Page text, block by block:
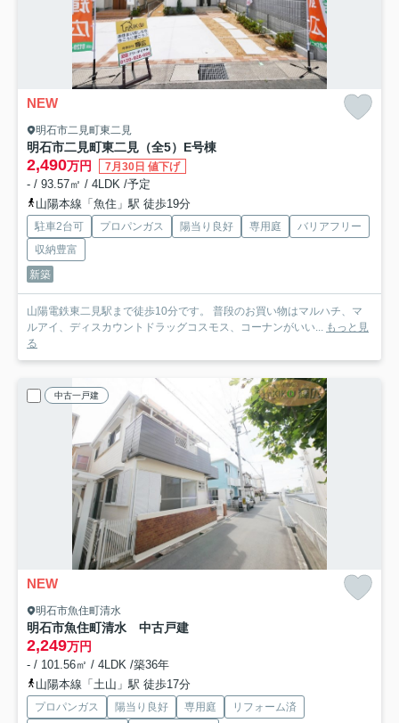
NEW
明石市二見町東二見
明石市二見町東二見（全5）E号棟
2,490万円 7月30日 値下げ
- / 93.57㎡ / 4LDK /予定
山陽本線「魚住」駅 徒歩19分
駐車2台可 プロパンガス 陽当り良好 専用庭
バリアフリー
収納豊富
新築
山陽電鉄東二見駅まで徒歩10分です。 普段のお買い物はマルハチ、マ
ルアイ、ディスカウントドラッグコスモス、コーナンがいい... もっと見
る
中古一戸建
NEW
明石市魚住町清水
明石市魚住町清水 中古戸建
2,249万円
- / 101.56㎡ / 4LDK /築36年
山陽本線「土山」駅 徒歩17分
プロパンガス 陽当り良好 専用庭
リフォーム済